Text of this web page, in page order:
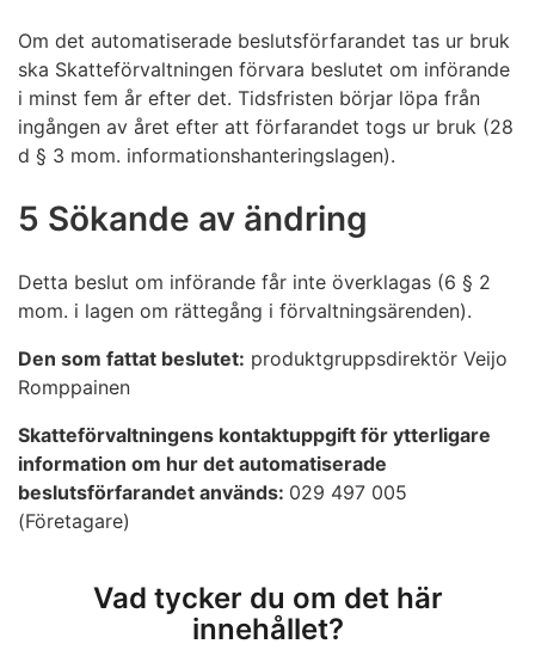
Om det automatiserade beslutsförfarandet tas ur bruk
ska Skatteförvaltningen förvara beslutet om införande
i minst fem år efter det. Tidsfristen börjar löpa från
ingången av året efter att förfarandet togs ur bruk (28
d § 3 mom. informationshanteringslagen).
5 Sökande av ändring
Detta beslut om införande får inte överklagas (6 § 2
mom. i lagen om rättegång i förvaltningsärenden).
Den som fattat beslutet: produktgruppsdirektör Veijo
Romppainen
Skatteförvaltningens kontaktuppgift för ytterligare
information om hur det automatiserade
beslutsförfarandet används: 029 497 005
(Företagare)
Vad tycker du om det här
innehållet?